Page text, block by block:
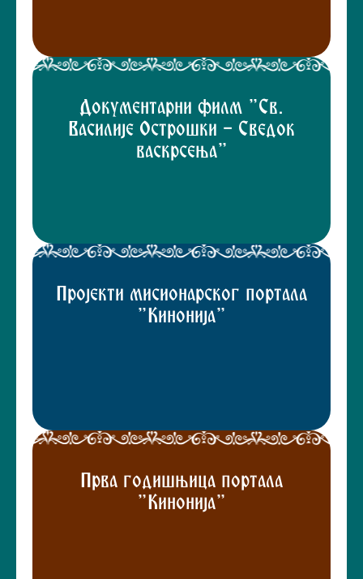
Документарни филм "Св.
Василије Острошки - Сведок
васкрсења"
Пројекти мисионарског портала
"Кинонија"
Прва годишњица портала
"Кинонија"